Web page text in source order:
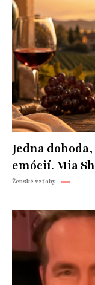
Jedna
emócií. Mia
Ženské vzťahy